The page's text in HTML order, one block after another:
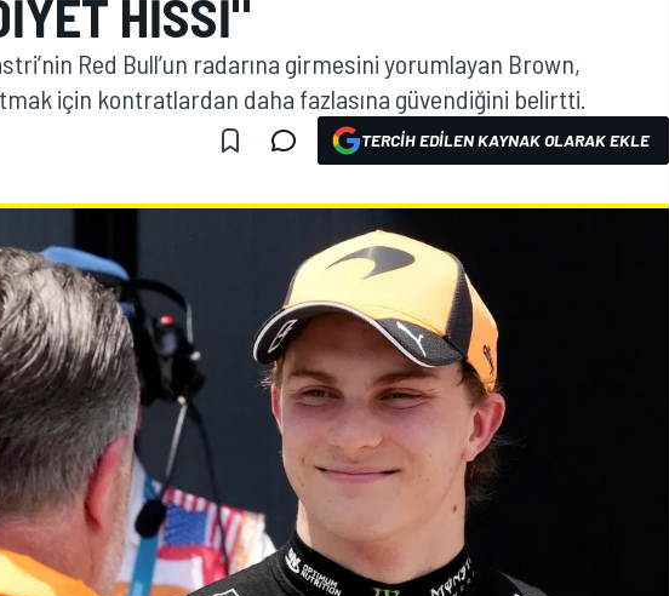
HISSI"
Red Bull’un radarına girmesini yorumlayan Brown,
için kontratlardan daha fazlasına güvendiğini belirtti.
TERCIH EDILEN KAYNAK OLARAK EKLE